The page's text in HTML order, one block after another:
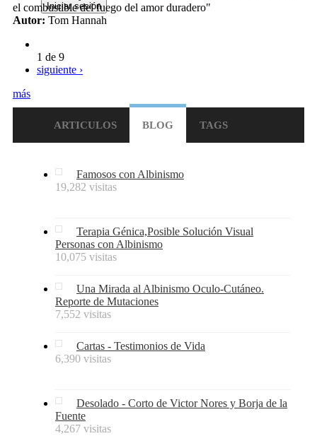
el combustible del fuego del amor duradero"
Autor: Tom Hannah
1 de 9
siguiente ›
más
ARTICULOS BLOG TAGS
Famosos con Albinismo
19,282 visitas
Terapia Génica,Posible Solución Visual
Personas con Albinismo
10,075 visitas
Una Mirada al Albinismo Oculo-Cutáneo.
Reporte de Mutaciones
7,552 visitas
Cartas - Testimonios de Vida
6,390 visitas
Desolado - Corto de Victor Nores y Borja de la
Fuente
4,267 visitas